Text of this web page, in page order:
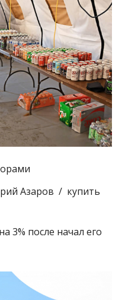
Азаров / купить